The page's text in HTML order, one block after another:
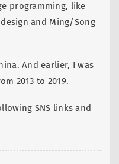
programming, like
and Ming/Song
And earlier, I was
2013 to 2019.
SNS links and